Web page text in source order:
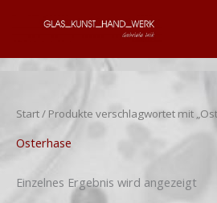
Start/ Produkte verschlagwortet mit
Osterhase
Einzelnes Ergebnis wird angezeigt